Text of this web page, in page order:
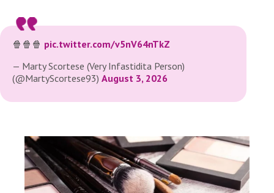
🍿🍿🍿 pic.twitter.com/v5nV64nTkZ
— Marty Scortese (Very Infastidita Person)
(@MartyScortese93) August 3, 2026